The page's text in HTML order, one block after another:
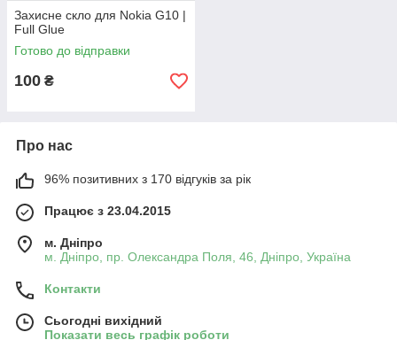
Захисне скло для Nokia G10 |
Full Glue
Готово до відправки
100 ₴
Про нас
96% позитивних з 170 відгуків за рік
Працює з 23.04.2015
м. Дніпро
м. Дніпро, пр. Олександра Поля, 46, Дніпро, Україна
Контакти
Сьогодні вихідний
Показати весь графік роботи